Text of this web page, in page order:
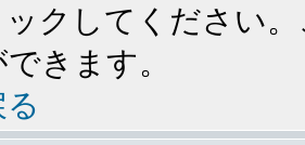
クしてください
きます。